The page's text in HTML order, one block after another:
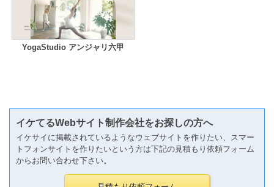
YogaStudio アンジャリ六甲
イケてるWebサイト制作会社をお探しの方へ
イケサイに掲載されているようなウェブサイトを作りたい、スマー
トフォンサイトを作りたいという方は下記の見積もり依頼フォーム
からお問い合わせ下さい。